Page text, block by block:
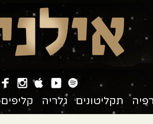
תקליטונים גלריה קליפים